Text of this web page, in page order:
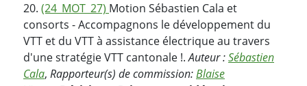
20. (24_MOT_27) Motion Sébastien Cala et
consorts - Accompagnons le développement du
VTT et du VTT à assistance électrique au travers
d'une stratégie VTT cantonale !.Auteur :Sébastien
Cala, Rapporteur(s) de commission:Blaise